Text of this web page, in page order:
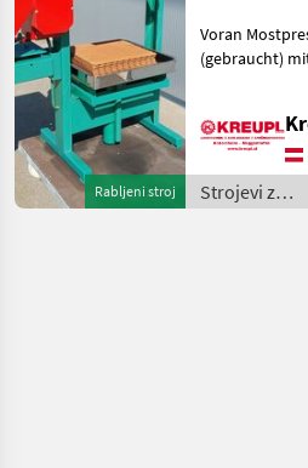
Rabljeni stroj
Voran
(gebraucht)
angebauter
Presstücher
Strojevi za
voćarstvo /